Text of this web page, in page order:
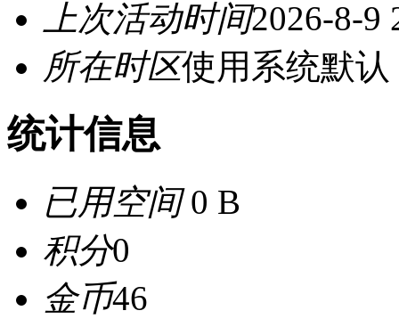
上次活动时间2026-8-9
所在时区使用系统默认
统计信息
已用空间0 B
积分0
金币46